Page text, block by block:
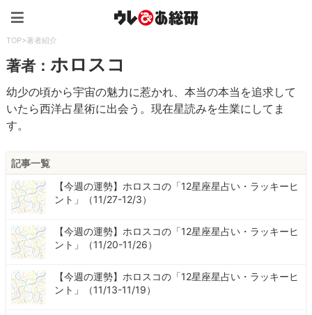
TOP>著者紹介
著者：ホロスコ
幼少の頃から宇宙の魅力に惹かれ、本当の本当を追求して
いたら西洋占星術に出会う。現在星読みを生業にしてま
す。
記事一覧
【今週の運勢】ホロスコの「12星座星占い・ラッキーヒ
ント」（11/27-12/3）
【今週の運勢】ホロスコの「12星座星占い・ラッキーヒ
ント」（11/20-11/26）
【今週の運勢】ホロスコの「12星座星占い・ラッキーヒ
ント」（11/13-11/19）